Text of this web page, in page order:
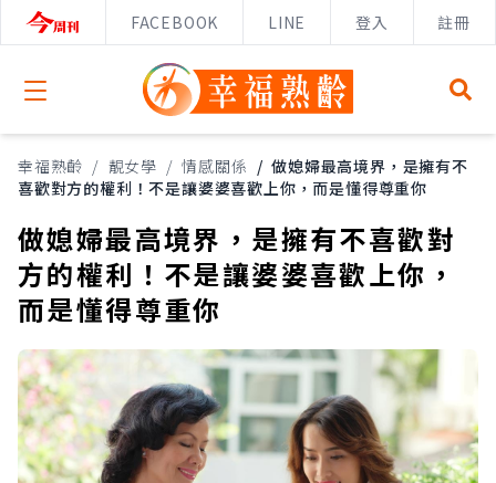
FACEBOOK LINE 登入 註冊
Open menu
幸福熟齡 / 靚女學 / 情感關係 / 做媳婦最高境界，是擁有不
喜歡對方的權利！不是讓婆婆喜歡上你，而是懂得尊重你
做媳婦最高境界，是擁有不喜歡對
方的權利！不是讓婆婆喜歡上你，
而是懂得尊重你